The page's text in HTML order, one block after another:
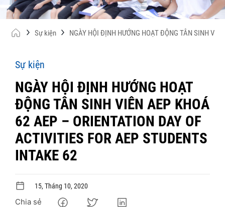
Sự kiện NGÀY HỘI ĐỊNH HƯỚNG HOẠT ĐỘNG TÂN SINH
Sự kiện
NGÀY HỘI ĐỊNH HƯỚNG HOẠT
ĐỘNG TÂN SINH VIÊN AEP KHOÁ
62 AEP – ORIENTATION DAY OF
ACTIVITIES FOR AEP STUDENTS
INTAKE 62
15, Tháng 10, 2020
Chia sẻ